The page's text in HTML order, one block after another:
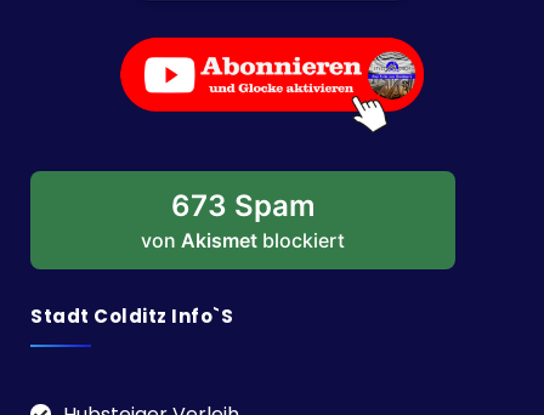
673 Spam
von Akismet blockiert
Stadt Colditz Info`s